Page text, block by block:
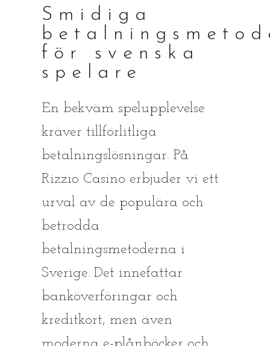
Smidiga
för svenska
spelare
En bekväm spelupplevelse
kräver tillförlitliga
betalningslösningar. På
Rizzio Casino erbjuder vi ett
urval av de populära och
betrodda
betalningsmetoderna i
Sverige. Det innefattar
banköverföringar och
kreditkort, men även